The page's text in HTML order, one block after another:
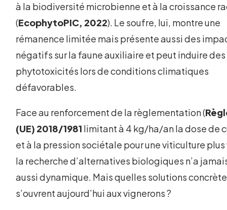
à la biodiversité microbienne et à la croissance
(EcophytoPIC, 2022). Le soufre, lui, montre une
rémanence limitée mais présente aussi des
négatifs sur la faune auxiliaire et peut induire des
phytotoxicités lors de conditions climatiques
défavorables.
Face au renforcement de la règlementation (
(UE) 2018/1981 limitant à 4 kg/ha/an la dose de
et à la pression sociétale pour une viticulture
la recherche d’alternatives biologiques n’a
aussi dynamique. Mais quelles solutions
s’ouvrent aujourd’hui aux vignerons ?